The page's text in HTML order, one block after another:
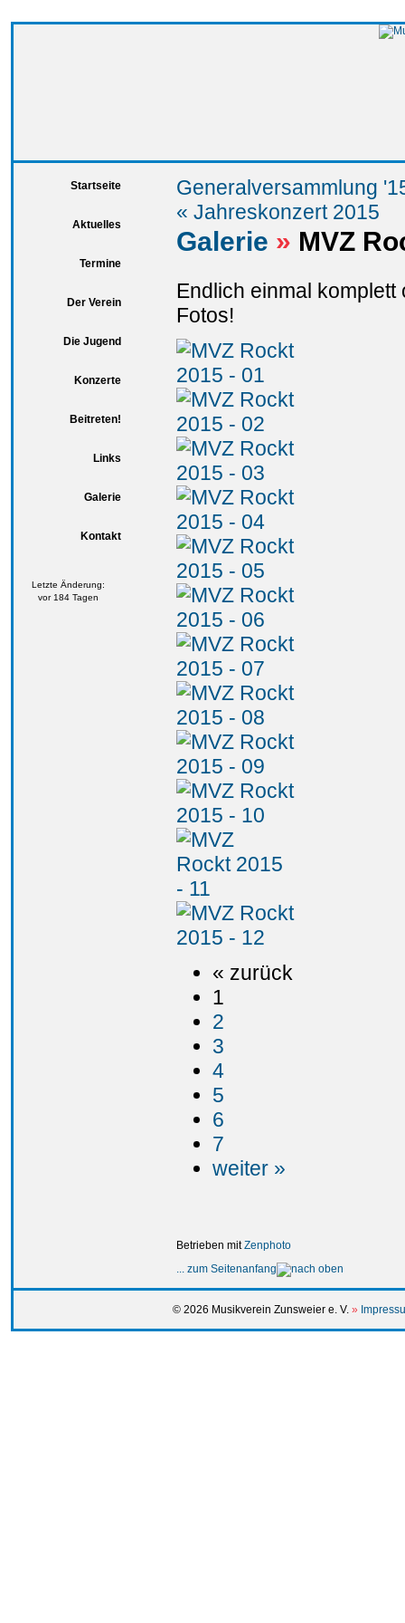
Startseite
Aktuelles
Termine
Der Verein
Die Jugend
Konzerte
Beitreten!
Links
Galerie
Kontakt
Letzte Änderung:
vor 184 Tagen
Generalversammlung
« Jahreskonzert 2015
Galerie » MVZ
Endlich einmal
Fotos!
« zurück
1
2
3
4
5
6
7
weiter »
Betrieben mitZenphoto
... zum Seitenanfang
© 2026 Musikverein Zunsweier e. V. »